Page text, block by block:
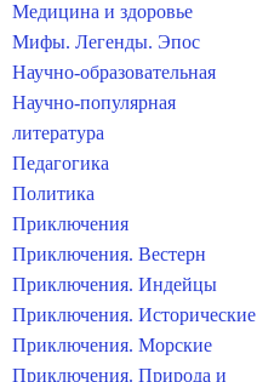
Медицина и здоровье
Мифы. Легенды. Эпос
Научно-образовательная
Научно-популярная
литература
Педагогика
Политика
Приключения
Приключения. Вестерн
Приключения. Индейцы
Приключения. Исторические
Приключения. Морские
Приключения. Природа и